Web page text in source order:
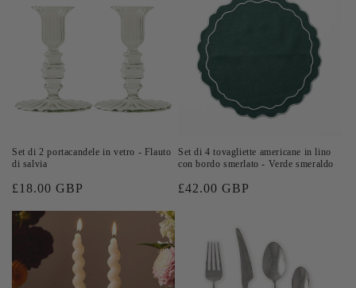
Set di 2 portacandele in vetro - Flauto
di salvia
Prezzo
listino
£18.00 GBP
Set di 4 tovagliette americane in lino
con bordo smerlato - Verde smeraldo
Prezzo
£42.00 GBP